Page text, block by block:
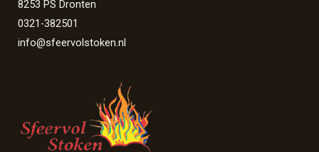
8253 PS Dronten
0321-382501
info@sfeervolstoken.nl